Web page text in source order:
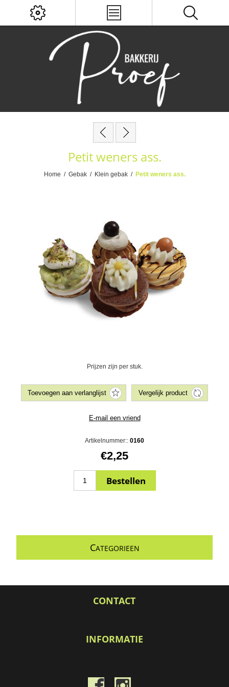
Petit weners ass.
Home / Gebak / Klein gebak / Petit weners ass.
Prijzen zijn per stuk.
Artikelnummer:: 0160
€2,25
CATEGORIEEN
CONTACT
INFORMATIE